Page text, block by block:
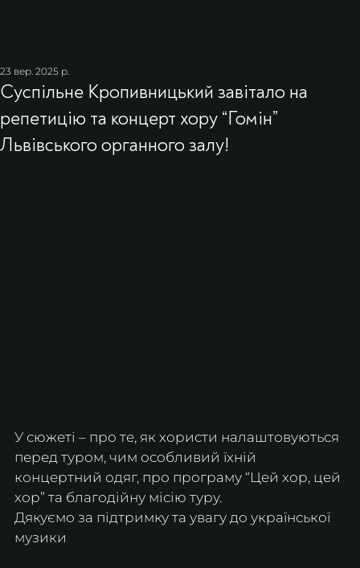
Суспільне Кропивницький завітало на
репетицію та концерт хору “Гомін”
Львівського органного залу!
23 вер. 2025 р.
У сюжеті – про те, як хористи налаштовуються
перед туром, чим особливий їхній
концертний одяг, про програму “Цей хор, цей
хор” та благодійну місію туру.
Дякуємо за підтримку та увагу до української
музики